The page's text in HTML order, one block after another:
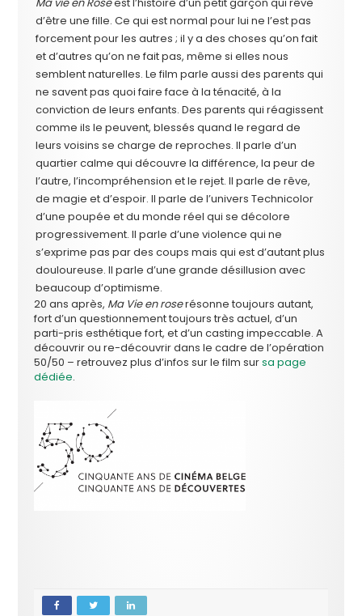
d’être une fille. Ce qui est normal pour lui ne l’est pas
forcement pour les autres ; il y a des choses qu’on fait
et d’autres qu’on ne fait pas, même si elles nous
semblent naturelles. Le film parle aussi des parents qui
ne savent pas quoi faire face à la ténacité, à la
conviction de leurs enfants. Des parents qui réagissent
comme ils le peuvent, blessés quand le regard de
leurs voisins se charge de reproches. Il parle d’un
quartier calme qui découvre la différence, la peur de
l’autre, l’incompréhension et le rejet. Il parle de rêve,
de magie et d’espoir. Il parle de l’univers Technicolor
d’une poupée et du monde réel qui se décolore
progressivement. Il parle d’une violence qui ne
s’exprime pas par des coups mais qui est d’autant plus
douloureuse. Il parle d’une grande désillusion avec
beaucoup d’optimisme.
20 ans après, Ma Vie en roserésonne toujours autant,
fort d’un questionnement toujours très actuel, d’un
parti-pris esthétique fort, et d’un casting impeccable. A
découvrir ou re-découvrir dans le cadre de l’opération
50/50 – retrouvez plus d’infos sur le film sursa page
dédiée.